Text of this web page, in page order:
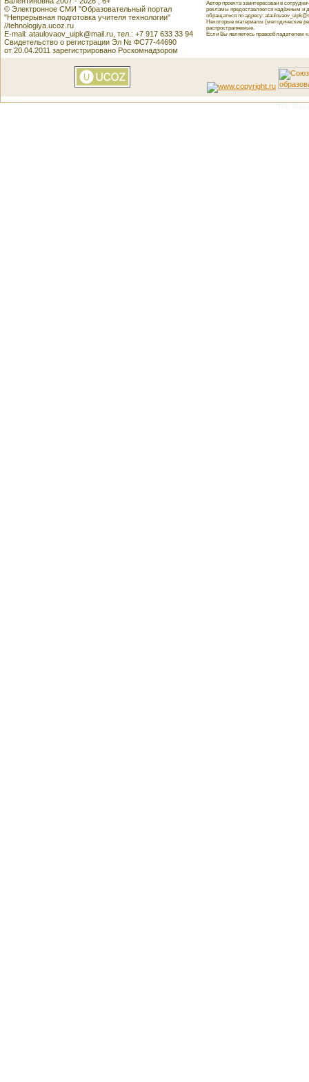
© Электронное СМИ "Образовательный портал
"Непрерывная подготовка учителя технологии"
//tehnologiya.ucoz.ru
E-mail: ataulovaov_uipk@mail.ru, тел.: +7 917 633 33 94
Свидетельство о регистрации Эл № ФС77-44690
от 20.04.2011 зарегистрировано Роскомнадзором
Автор проекта заинтересован в
рекламы предоставляется надёжным и
обращаться по адресу:
Некоторые материалы (методические
распространяемые.
Если Вы являетесь правообладателем